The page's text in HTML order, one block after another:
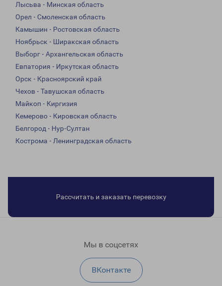
Лысьва - Минская область
Орел - Смоленская область
Камышин - Ростовская область
Ноябрьск - Ширакская область
Выборг - Архангельская область
Евпатория - Иркутская область
Орск - Красноярский край
Чехов - Тавушская область
Майкоп - Киргизия
Кемерово - Кировская область
Белгород - Нур-Султан
Кострома - Ленинградская область
Рассчитать и заказать перевозку
Мы в соцсетях
ВКонтакте